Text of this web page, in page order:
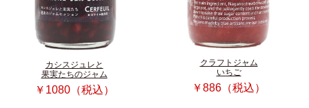
カシスジュレと
果実たちのジャム
￥1080（税込）
クラフトジャム
いちご
￥886（税込）